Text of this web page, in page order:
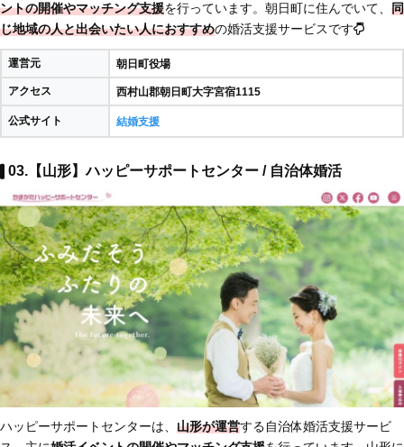
ントの開催やマッチング支援を行っています。朝日町に住んでいて、 同
じ地域の人と出会いたい人におすすめの婚活支援サービスです
運営元 朝日町役場
アクセス 西村山郡朝日町大字宮宿1115
公式サイト 結婚支援
03.【山形】ハッピーサポートセンター / 自治体婚活
ハッピーサポートセンターは、 山形が運営する自治体婚活支援サービ